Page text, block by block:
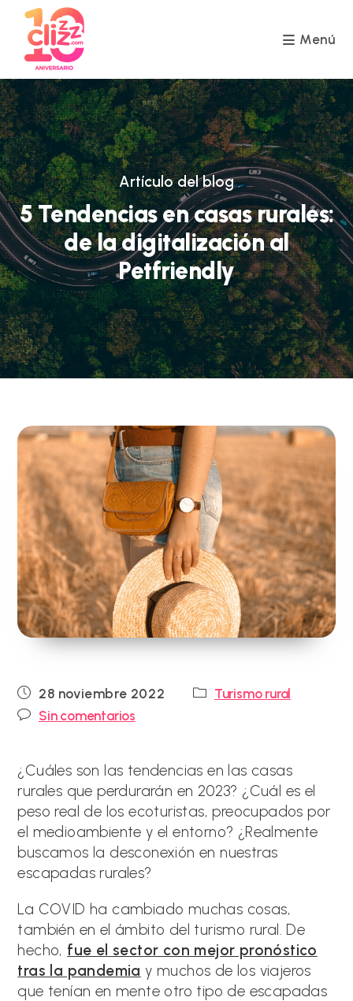
contenido
Menú
Artículo del blog
5 Tendencias en casas rurales:
de la digitalización al
Petfriendly
Publicación
de
la
28 noviembre 2022
Categoría
Turismo rural
Comentarios
Sin comentarios
¿Cuáles son las tendencias en las casas
rurales que perdurarán en 2023? ¿Cuál es el
peso real de los ecoturistas, preocupados por
el medioambiente y el entorno? ¿Realmente
buscamos la desconexión en nuestras
escapadas rurales?
La COVID ha cambiado muchas cosas,
también en el ámbito del turismo rural. De
hecho, fue el sector con mejor pronóstico
tras la pandemia y muchos de los viajeros
que tenían en mente otro tipo de escapadas